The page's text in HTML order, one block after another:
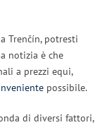
a Trenčín, potresti
notizia è che
a prezzi equi,
possibile.
di diversi fattori,